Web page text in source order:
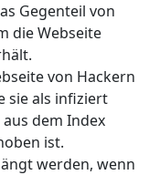
Gegenteil von
die Webseite
von Hackern
sie als infiziert
dem Index
ist.
werden, wenn